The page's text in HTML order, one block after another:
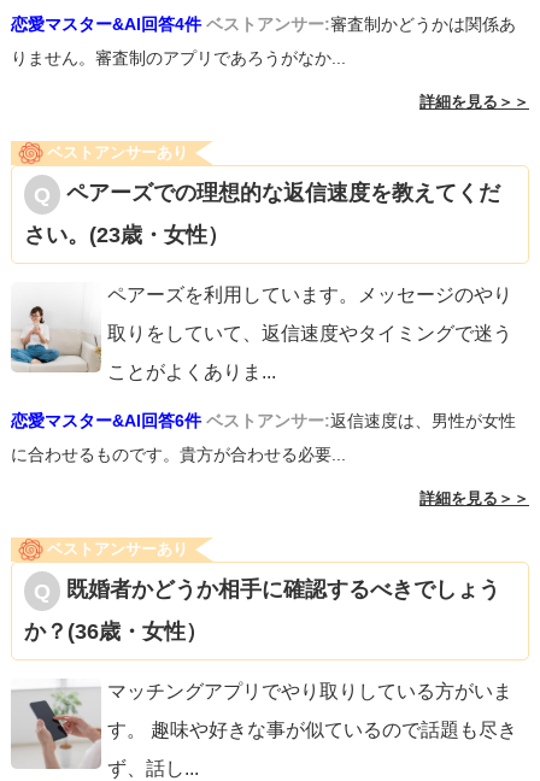
恋愛マスター&AI回答4件 ベストアンサー:審査制かどうかは関係あ
りません。審査制のアプリであろうがなか...
詳細を見る＞＞
ベストアンサーあり
ペアーズでの理想的な返信速度を教えてくだ
さい。(23歳・女性）
ペアーズを利用しています。メッセージのやり
取りをしていて、返信速度やタイミングで迷う
ことがよくありま ...
恋愛マスター&AI回答6件 ベストアンサー:返信速度は、男性が女性
に合わせるものです。貴方が合わせる必要...
詳細を見る＞＞
ベストアンサーあり
既婚者かどうか相手に確認するべきでしょう
か？(36歳・女性）
マッチングアプリでやり取りしている方がいま
す。 趣味や好きな事が似ているので話題も尽き
ず、話し...